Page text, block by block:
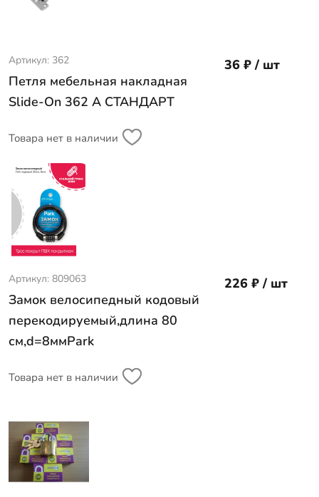
Артикул: 362
Петля мебельная накладная
Slide-On 362 A СТАНДАРТ
Товара нет в наличии
36 ₽ / шт
Артикул: 809063
Замок велосипедный кодовый
перекодируемый,длина 80
см,d=8ммPark
Товара нет в наличии
226 ₽ / шт